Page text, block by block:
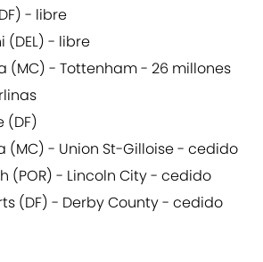
- libre
(DEL) - libre
(MC) - Tottenham - 26 millones
(DF)
(MC) - Union St-Gilloise - cedido
(POR) - Lincoln City - cedido
(DF) - Derby County - cedido